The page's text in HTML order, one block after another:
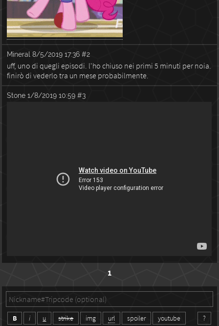
Mineral 8/5/2019 17:36 #2
uff, uno di quegli episodi. l'ho chiuso nei primi 5 minuti per noia.
finirò di vederlo tra un mese probabilmente.
Stone 1/8/2019 10:59 #3
1
?
B i u strike img url spoiler
youtube